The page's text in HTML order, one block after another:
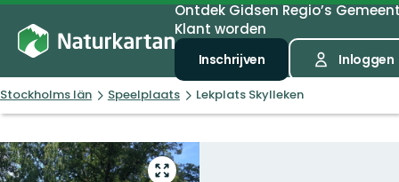
OntdekGidsenRegio’s
Klant worden
Inschrijven Inloggen
Stockholms län Speelplaats Lekplats Skylleken
Open